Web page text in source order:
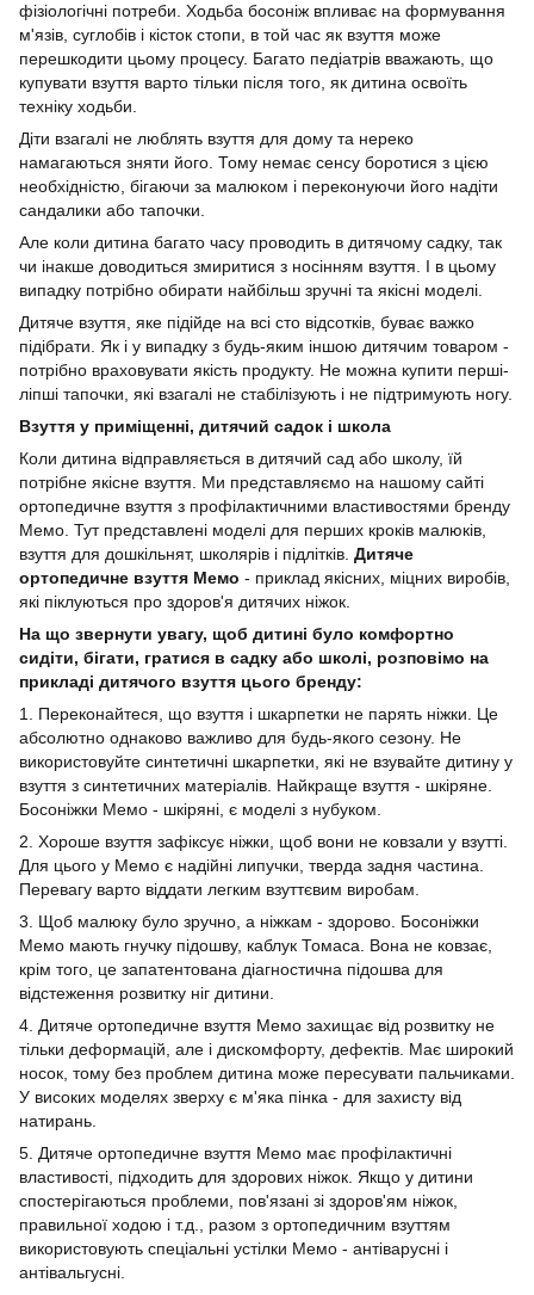
фізіологічні потреби. Ходьба босоніж впливає на формування
м'язів, суглобів і кісток стопи, в той час як взуття може
перешкодити цьому процесу. Багато педіатрів вважають, що
купувати взуття варто тільки після того, як дитина освоїть
техніку ходьби.
Діти взагалі не люблять взуття для дому та нереко
намагаються зняти його. Тому немає сенсу боротися з цією
необхідністю, бігаючи за малюком і переконуючи його надіти
сандалики або тапочки.
Але коли дитина багато часу проводить в дитячому садку, так
чи інакше доводиться змиритися з носінням взуття. І в цьому
випадку потрібно обирати найбільш зручні та якісні моделі.
Дитяче взуття, яке підійде на всі сто відсотків, буває важко
підібрати. Як і у випадку з будь-яким іншою дитячим товаром -
потрібно враховувати якість продукту. Не можна купити перші-
ліпші тапочки, які взагалі не стабілізують і не підтримують ногу.
Взуття у приміщенні, дитячий садок і школа
Коли дитина відправляється в дитячий сад або школу, їй
потрібне якісне взуття. Ми представляємо на нашому сайті
ортопедичне взуття з профілактичними властивостями бренду
Мемо. Тут представлені моделі для перших кроків малюків,
взуття для дошкільнят, школярів і підлітків. Дитяче
ортопедичне взуття Мемо - приклад якісних, міцних виробів,
які піклуються про здоров'я дитячих ніжок.
На що звернути увагу, щоб дитині було комфортно
сидіти, бігати, гратися в садку або школі, розповімо на
прикладі дитячого взуття цього бренду:
1. Переконайтеся, що взуття і шкарпетки не парять ніжки. Це
абсолютно однаково важливо для будь-якого сезону. Не
використовуйте синтетичні шкарпетки, які не взувайте дитину у
взуття з синтетичних матеріалів. Найкраще взуття - шкіряне.
Босоніжки Мемо - шкіряні, є моделі з нубуком.
2. Хороше взуття зафіксує ніжки, щоб вони не ковзали у взутті.
Для цього у Мемо є надійні липучки, тверда задня частина.
Перевагу варто віддати легким взуттєвим виробам.
3. Щоб малюку було зручно, а ніжкам - здорово. Босоніжки
Мемо мають гнучку підошву, каблук Томаса. Вона не ковзає,
крім того, це запатентована діагностична підошва для
відстеження розвитку ніг дитини.
4. Дитяче ортопедичне взуття Мемо захищає від розвитку не
тільки деформацій, але і дискомфорту, дефектів. Має широкий
носок, тому без проблем дитина може пересувати пальчиками.
У високих моделях зверху є м'яка пінка - для захисту від
натирань.
5. Дитяче ортопедичне взуття Мемо має профілактичні
властивості, підходить для здорових ніжок. Якщо у дитини
спостерігаються проблеми, пов'язані зі здоров'ям ніжок,
правильної ходою і т.д., разом з ортопедичним взуттям
використовують спеціальні устілки Мемо - антіварусні і
антівальгусні.